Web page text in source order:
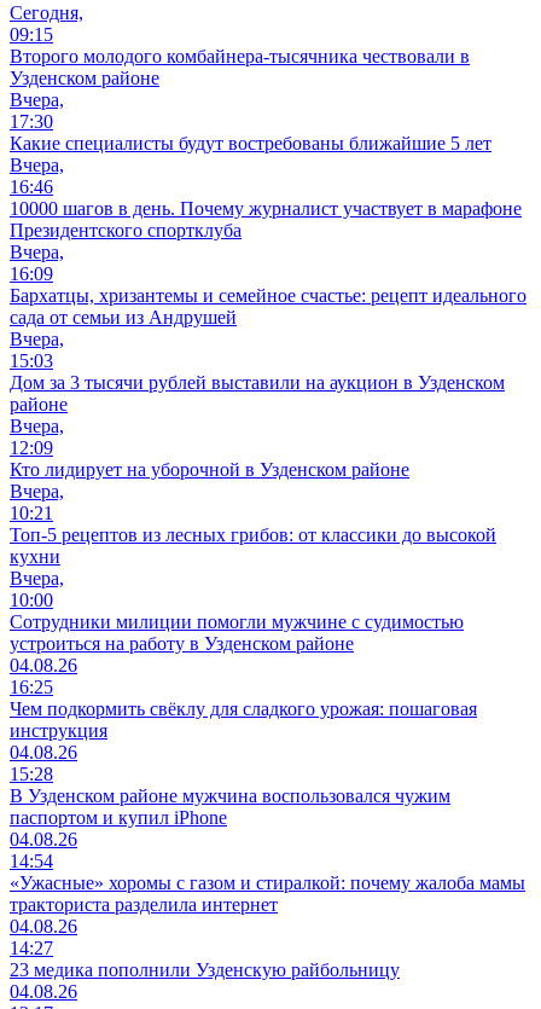
Сегодня,
09:15
Второго молодого комбайнера-тысячника чествовали в
Узденском районе
Вчера,
17:30
Какие специалисты будут востребованы ближайшие 5 лет
Вчера,
16:46
10000 шагов в день. Почему журналист участвует в марафоне
Президентского спортклуба
Вчера,
16:09
Бархатцы, хризантемы и семейное счастье: рецепт идеального
сада от семьи из Андрушей
Вчера,
15:03
Дом за 3 тысячи рублей выставили на аукцион в Узденском
районе
Вчера,
12:09
Кто лидирует на уборочной в Узденском районе
Вчера,
10:21
Топ-5 рецептов из лесных грибов: от классики до высокой
кухни
Вчера,
10:00
Сотрудники милиции помогли мужчине с судимостью
устроиться на работу в Узденском районе
04.08.26
16:25
Чем подкормить свёклу для сладкого урожая: пошаговая
инструкция
04.08.26
15:28
В Узденском районе мужчина воспользовался чужим
паспортом и купил iPhone
04.08.26
14:54
«Ужасные» хоромы с газом и стиралкой: почему жалоба мамы
тракториста разделила интернет
04.08.26
14:27
23 медика пополнили Узденскую райбольницу
04.08.26